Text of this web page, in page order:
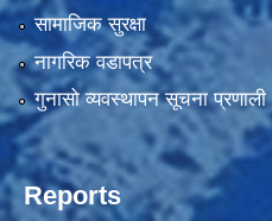
सामाजिक सुरक्षा
नागरिक वडापत्र
गुनासो व्यवस्थापन सूचना प्रणाली
Reports